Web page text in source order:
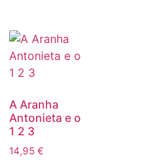
A Aranha
Antonieta e o
1 2 3
14,95 €